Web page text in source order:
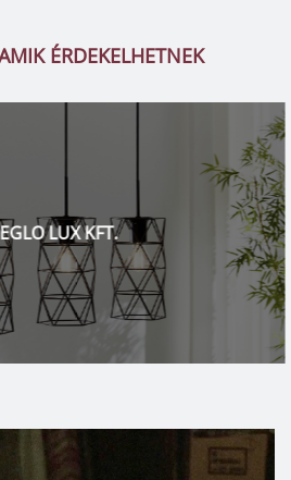
ÉRDEKELHETNEK
LUX KFT.